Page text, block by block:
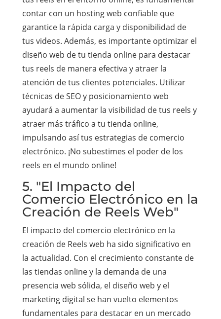
contar con un hosting web confiable que
garantice la rápida carga y disponibilidad de
tus videos. Además, es importante optimizar el
diseño web de tu tienda online para destacar
tus reels de manera efectiva y atraer la
atención de tus clientes potenciales. Utilizar
técnicas de SEO y posicionamiento web
ayudará a aumentar la visibilidad de tus reels y
atraer más tráfico a tu tienda online,
impulsando así tus estrategias de comercio
electrónico. ¡No subestimes el poder de los
reels en el mundo online!
5. "El Impacto del
Comercio Electrónico en la
Creación de Reels Web"
El impacto del comercio electrónico en la
creación de Reels web ha sido significativo en
la actualidad. Con el crecimiento constante de
las tiendas online y la demanda de una
presencia web sólida, el diseño web y el
marketing digital se han vuelto elementos
fundamentales para destacar en un mercado